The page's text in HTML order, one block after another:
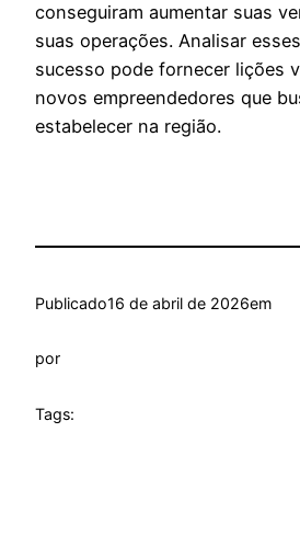
conseguiram aumentar suas
suas operações. Analisar
sucesso pode fornecer lições
novos empreendedores que
estabelecer na região.
Publicado16 de abril de 2026em
por
Tags: